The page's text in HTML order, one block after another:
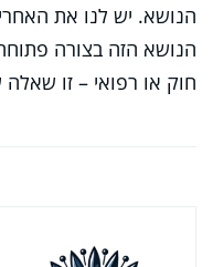
הנושא. יש לנו את
הנושא הזה בצורה
חוק או רפואי – זו